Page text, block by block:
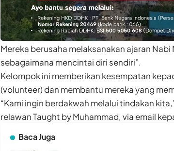
Mereka berusaha melaksanakan ajaran
sebagaimana mencintai diri sendiri”.
Kelompok ini memberikan kesempatan
(volunteer) dan membantu mereka yang
“Kami ingin berdakwah melalui tindakan
relawan Taught by Muhammad, via email
Baca Juga